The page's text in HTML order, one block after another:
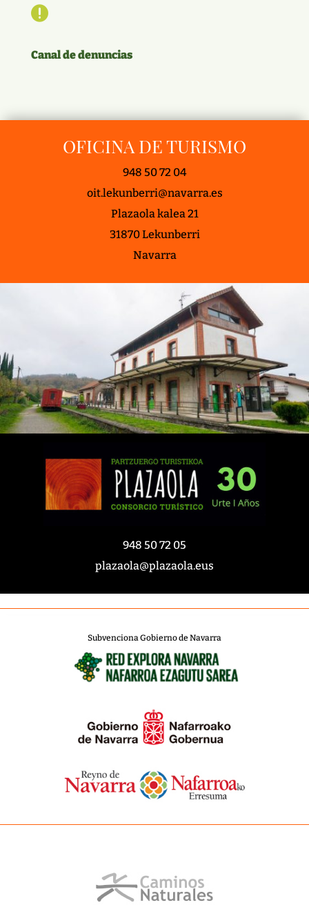

Canal de denuncias
OFICINA DE TURISMO
948 50 72 04
oit.lekunberri@navarra.es
Plazaola kalea 21
31870 Lekunberri
Navarra
948 50 72 05
plazaola@plazaola.eus
Subvenciona Gobierno de Navarra